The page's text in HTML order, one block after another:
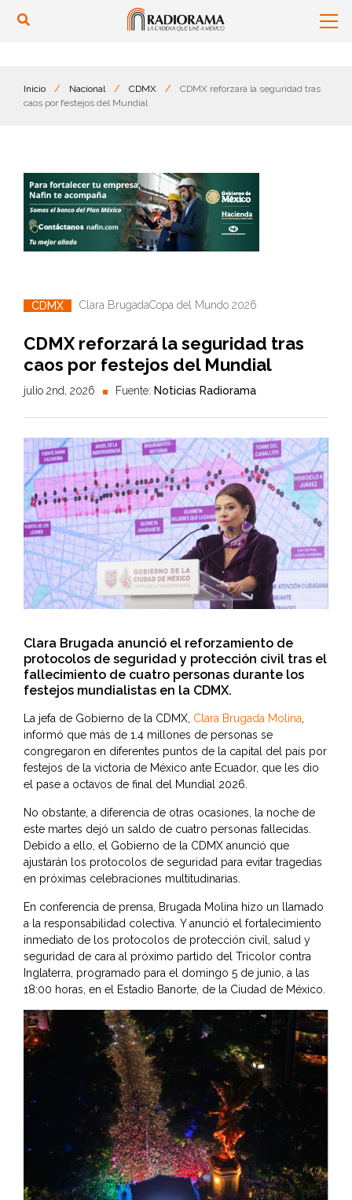
Inicio / Nacional / CDMX /
CDMX reforzará la seguridad tras
caos por festejos del Mundial
CDMX Clara BrugadaCopa del Mundo 2026
CDMX reforzará la seguridad tras
caos por festejos del Mundial
julio 2nd, 2026 Fuente: Noticias Radiorama
Clara Brugada anunció el reforzamiento de
protocolos de seguridad y protección civil tras el
fallecimiento de cuatro personas durante los
festejos mundialistas en la CDMX.
La jefa de Gobierno de la CDMX, Clara Brugada Molina,
informó que más de 1.4 millones de personas se
congregaron en diferentes puntos de la capital del país por
festejos de la victoria de México ante Ecuador, que les dio
el pase a octavos de final del Mundial 2026.
No obstante, a diferencia de otras ocasiones, la noche de
este martes dejó un saldo de cuatro personas fallecidas.
Debido a ello, el Gobierno de la CDMX anunció que
ajustarán los protocolos de seguridad para evitar tragedias
en próximas celebraciones multitudinarias.
En conferencia de prensa, Brugada Molina hizo un llamado
a la responsabilidad colectiva. Y anunció el fortalecimiento
inmediato de los protocolos de protección civil, salud y
seguridad de cara al próximo partido del Tricolor contra
Inglaterra, programado para el domingo 5 de junio, a las
18:00 horas, en el Estadio Banorte, de la Ciudad de México.